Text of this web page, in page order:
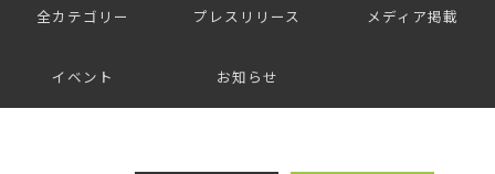
全カテゴリー プレスリリース メディア掲載
イベント お知らせ